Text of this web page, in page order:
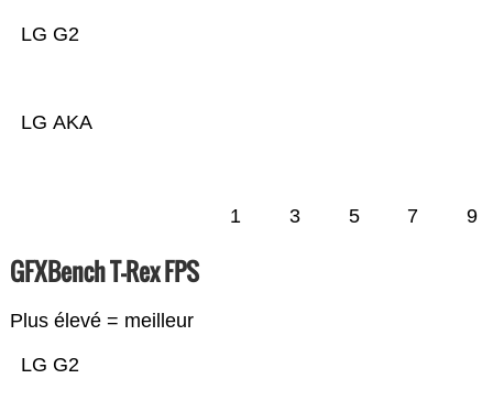
LG AKA
LG G2
1 3 5 7 9
GFXBench T-Rex FPS
Plus élevé = meilleur
LG G2